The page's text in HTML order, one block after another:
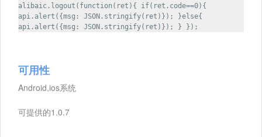
alibaic.logout(function(ret){ if(ret.code==0){
api.alert({msg: JSON.stringify(ret)}); }else{
api.alert({msg: JSON.stringify(ret)}); } });
可用性
Android,ios系统
可提供的1.0.7